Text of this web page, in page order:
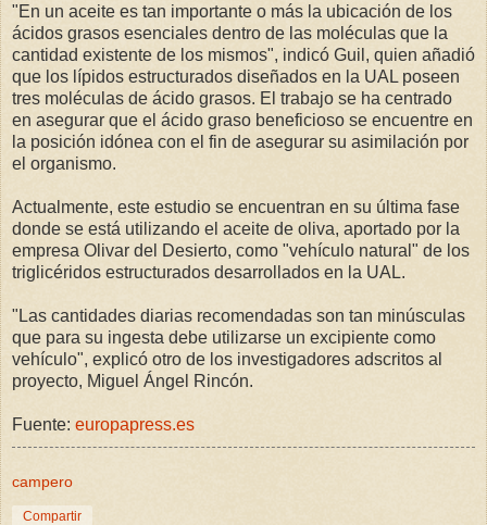
"En un aceite es tan importante o más la ubicación de los
ácidos grasos esenciales dentro de las moléculas que la
cantidad existente de los mismos", indicó Guil, quien añadió
que los lípidos estructurados diseñados en la UAL poseen
tres moléculas de ácido grasos. El trabajo se ha centrado
en asegurar que el ácido graso beneficioso se encuentre en
la posición idónea con el fin de asegurar su asimilación por
el organismo.
Actualmente, este estudio se encuentran en su última fase
donde se está utilizando el aceite de oliva, aportado por la
empresa Olivar del Desierto, como "vehículo natural" de los
triglicéridos estructurados desarrollados en la UAL.
"Las cantidades diarias recomendadas son tan minúsculas
que para su ingesta debe utilizarse un excipiente como
vehículo", explicó otro de los investigadores adscritos al
proyecto, Miguel Ángel Rincón.
Fuente: europapress.es
campero
Compartir